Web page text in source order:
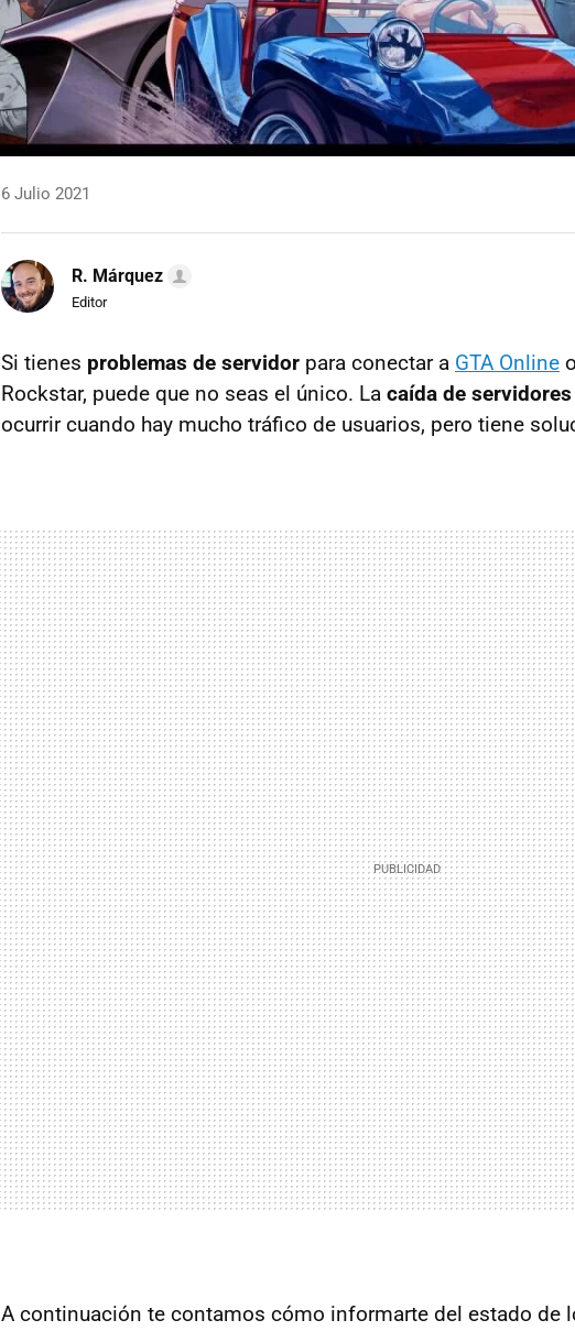
6 Julio 2021
R. Márquez
Editor
Si tienes problemas de servidor para conectar a GTA Online
Rockstar, puede que no seas el único. La caída de
ocurrir cuando hay mucho tráfico de usuarios, pero tiene
A continuación te contamos cómo informarte del estado de